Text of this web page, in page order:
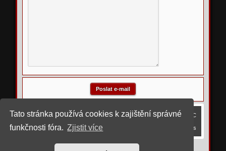
Tato stránka používá cookies k zajištění správné
funkčnosti fóra. Zjistit více
Obsah fóra Všechny časy jsou v UTC
Smazat cookies
Kontaktujte nás